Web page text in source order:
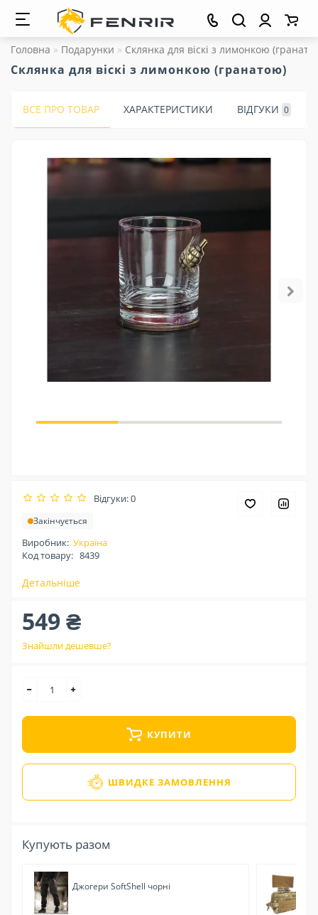
Головна Подарунки Склянка для віскі з лимонкою
Склянка для віскі з лимонкою (гранатою)
ВСЕ ПРО ТОВАР ХАРАКТЕРИСТИКИ ВІДГУКИ 0
Відгуки: 0
Закінчується
Виробник: Україна
Код товару: 8439
Детальніше
549 ₴
Знайшли дешевше?
КУПИТИ
ШВИДКЕ ЗАМОВЛЕННЯ
Купують разом
Джогери SoftShell чорні